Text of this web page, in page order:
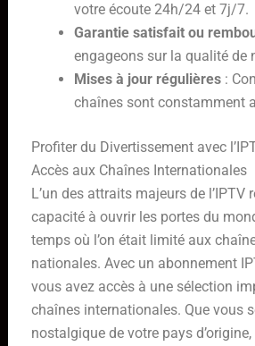
votre écoute 24h/24 et 7j/7.
Garantie satisfait ou
engageons sur la qualité de
Mises à jour régulières:
chaînes sont constamment
Profiter du Divertissement avec
Accès aux Chaînes Internationales
L’un des attraits majeurs de l’IPTV
capacité à ouvrir les portes du
temps où l’on était limité aux
nationales. Avec un abonnement
vous avez accès à une sélection
chaînes internationales. Que vous
nostalgique de votre pays